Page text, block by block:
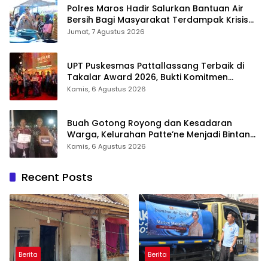
Polres Maros Hadir Salurkan Bantuan Air
Bersih Bagi Masyarakat Terdampak Krisis
Air Bersih Di Maros
Jumat, 7 Agustus 2026
UPT Puskesmas Pattallassang Terbaik di
Takalar Award 2026, Bukti Komitmen
Hadirkan Pelayanan Kesehatan Berkualitas
Kamis, 6 Agustus 2026
Buah Gotong Royong dan Kesadaran
Warga, Kelurahan Patte’ne Menjadi Bintang
Takalar Award 2026
Kamis, 6 Agustus 2026
Recent Posts
Berita Berita